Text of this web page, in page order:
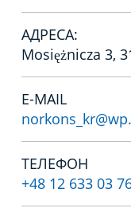
АДРЕСА:
Mosiężnicza 3,
E-MAIL
ТЕЛЕФОН
+48 12 633 03